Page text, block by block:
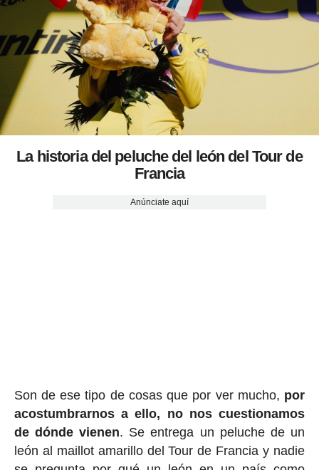
La historia del peluche del león del Tour de
Francia
Anúnciate aquí
Son de ese tipo de cosas que por ver mucho, por
acostumbrarnos a ello, no nos cuestionamos
de dónde vienen. Se entrega un peluche de un
león al maillot amarillo del Tour de Francia y nadie